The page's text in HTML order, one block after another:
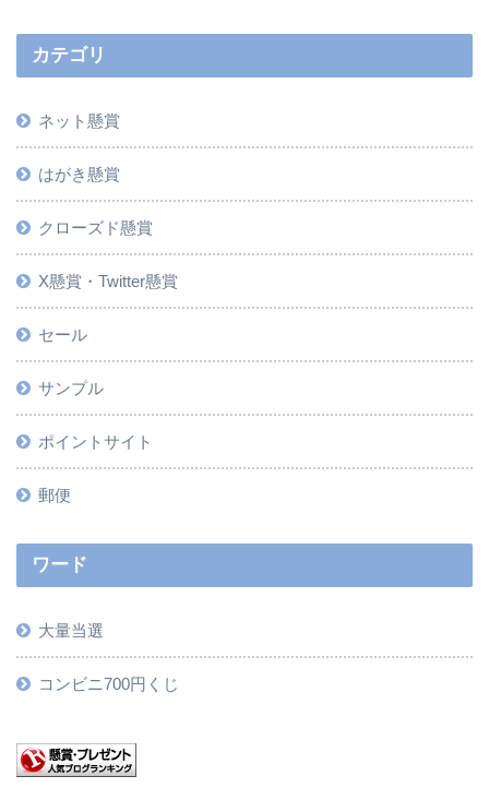
カテゴリ
ネット懸賞
はがき懸賞
クローズド懸賞
X懸賞・Twitter懸賞
セール
サンプル
ポイントサイト
郵便
ワード
大量当選
コンビニ700円くじ